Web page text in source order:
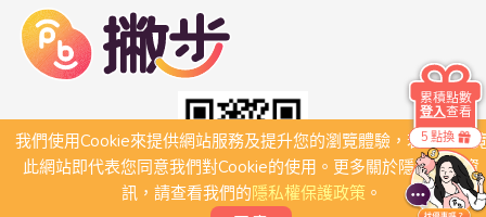
我們使用Cookie來提供網站服務及提升您的瀏覽體驗，若繼續瀏
此網站即代表您同意我們對Cookie的使用。更多關於隱私保護資
訊，請查看我們的隱私權保護政策。
5 點換
累積點數
登入查看